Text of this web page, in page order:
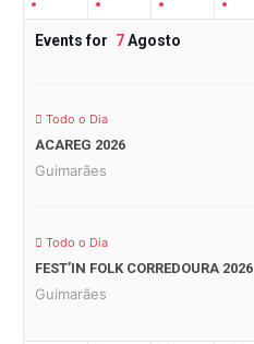
Events for 7Agosto
Todo o Dia
ACAREG 2026
Guimarães
Todo o Dia
FEST’IN FOLK CORREDOURA 2026
Guimarães